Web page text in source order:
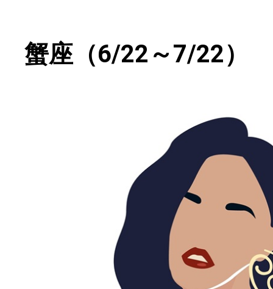
蟹座（6/22～7/22）